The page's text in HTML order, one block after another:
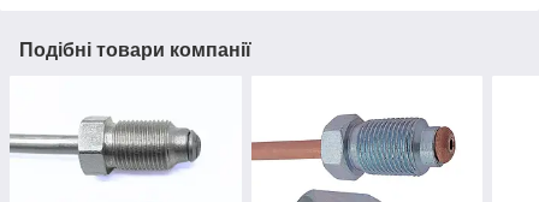
Подібні товари компанії